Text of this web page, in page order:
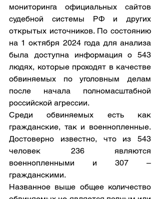
мониторинга официальных сайтов
судебной системы РФ и других
открытых источников. По состоянию
на 1 октября 2024 года для анализа
была доступна информация о 543
людях, которые проходят в качестве
обвиняемых по уголовным делам
после начала полномасштабной
российской агрессии.
Среди обвиняемых есть как
гражданские, так и военнопленные.
Достоверно известно, что из 543
человек 236 являются
военнопленными и 307 –
гражданскими.
Названное выше общее количество